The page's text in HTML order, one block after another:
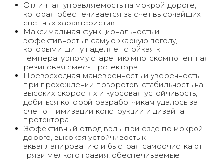
Отличная управляемость на мокрой дороге,
которая обеспечивается за счет высочайших
сцепных характеристик
Максимальная функциональность и
эффективность в самую жаркую погоду,
которыми шину наделяет стойкая к
температурному старению многокомпонентная
резиновая смесь протектора
Превосходная маневренность и уверенность
при прохождении поворотов, стабильность на
высоких скоростях и курсовая устойчивость,
добиться которой разработчикам удалось за
счет оптимизации конструкции и дизайна
протектора
Эффективный отвод воды при езде по мокрой
дороге, высокая устойчивость к
аквапланированию и быстрая самоочистка от
грязи мелкого гравия, обеспечиваемые